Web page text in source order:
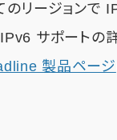
リージョンで
サポートの
製品ページ